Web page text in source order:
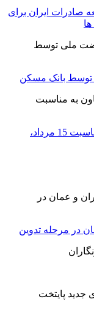
صادرات ایران برای
پیام مدیرعامل بانک توسعه تعاون به مناسبت 15 مرداد،
در مرحله تدوین